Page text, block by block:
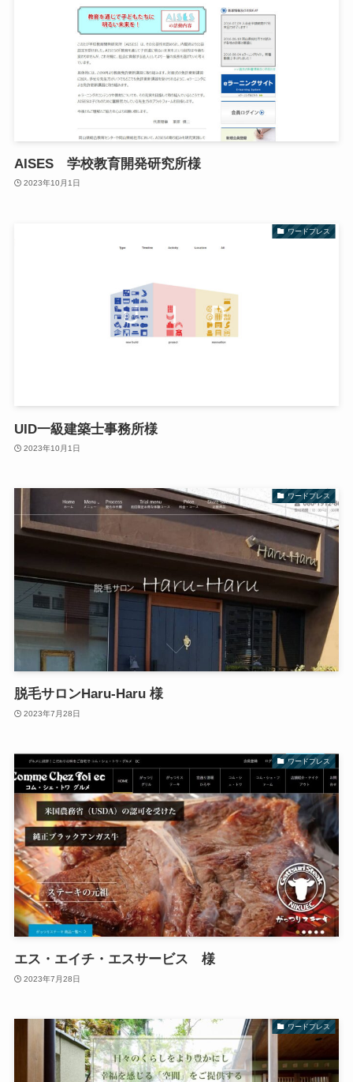
AISES 学校教育開発研究所様
2023年10月1日
ワードプレス
UID一級建築士事務所様
2023年10月1日
ワードプレス
脱毛サロンHaru-Haru 様
2023年7月28日
ワードプレス
エス・エイチ・エスサービス 様
2023年7月28日
ワードプレス